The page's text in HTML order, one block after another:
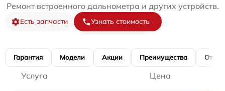
Ремонт встроенного дальнометра и других устройств.
Есть запчасти Узнать стоимость
Гарантия Модели Акции Преимущества
Услуга Цена